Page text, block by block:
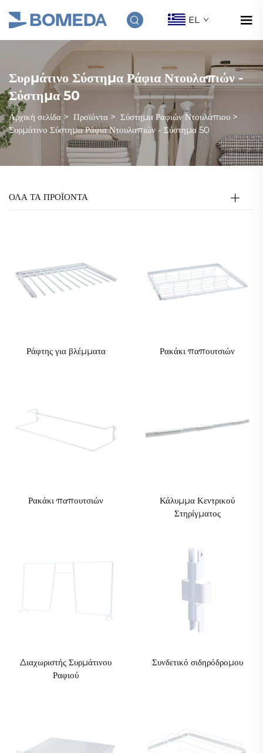
EL
Συρμάτινο Σύστημα Ράφια Ντουλαπιών -
Σύστημα 50
Αρχική σελίδα> Προϊόντα > Σύστημα Ραφιών Ντουλάπιου >
Συρμάτινο Σύστημα Ράφια Ντουλαπιών - Σύστημα 50
ΟΛΑ ΤΑ ΠΡΟΪΟΝΤΑ
Ράφτης για βλέμματα Ρακάκι παπουτσιών
Ρακάκι παπουτσιών
Κάλυμμα Κεντρικού
Στηρίγματος
Διαχωριστής Συρμάτινου
Ραφιού
Συνδετικό σιδηρόδρομου